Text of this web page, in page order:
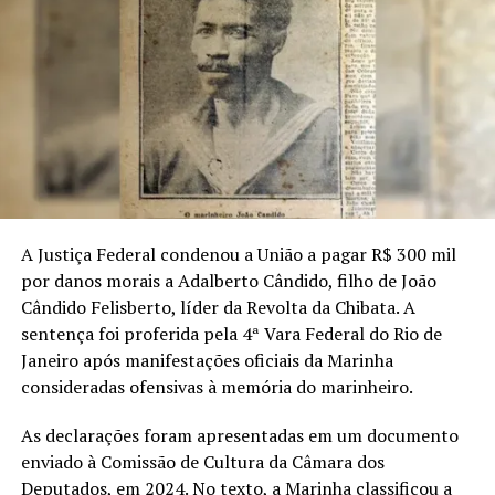
os critérios sociais estabelecidos.
Fotos: Assessoria
Compartilhe isso:
X Facebook
WhatsApp LinkedIn
Telegram
Relacionado
A Justiça Federal condenou a União a pagar R$ 300 mil
por danos morais a Adalberto Cândido, filho de João
Cândido Felisberto, líder da Revolta da Chibata. A
sentença foi proferida pela 4ª Vara Federal do Rio de
Janeiro após manifestações oficiais da Marinha
consideradas ofensivas à memória do marinheiro.
As declarações foram apresentadas em um documento
enviado à Comissão de Cultura da Câmara dos
Deputados, em 2024. No texto, a Marinha classificou a